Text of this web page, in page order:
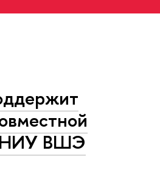
НИУ ВШЭ